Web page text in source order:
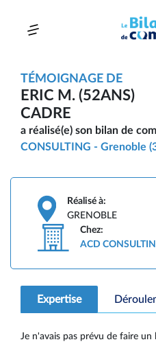
TÉMOIGNAGE DE
ERIC M. (52ANS)
CADRE
a réalisé(e) son bilan de
CONSULTING - Grenoble
Réalisé à:
GRENOBLE
Chez:
ACD
Expertise
Je n'avais pas prévu de faire